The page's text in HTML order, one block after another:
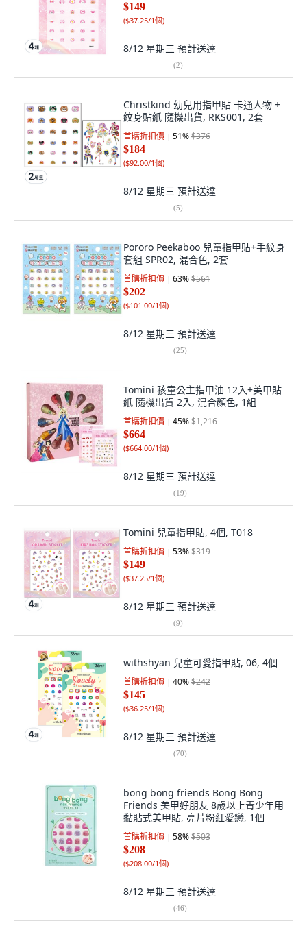
$149
($37.25/1個)
8/12 星期三 預計送達
(2)
Christkind 幼兒用指甲貼 卡通人物 +
紋身貼紙 隨機出貨, RKS001, 2套
首購折扣價 51%$376
$184
($92.00/1個)
8/12 星期三 預計送達
(5)
Pororo Peekaboo 兒童指甲貼+手紋身
套組 SPR02, 混合色, 2套
首購折扣價 63%$561
$202
($101.00/1個)
8/12 星期三 預計送達
(25)
Tomini 孩童公主指甲油 12入+美甲貼
紙 隨機出貨 2入, 混合顏色, 1組
首購折扣價 45%$1,216
$664
($664.00/1個)
8/12 星期三 預計送達
(19)
Tomini 兒童指甲貼, 4個, T018
首購折扣價 53%$319
$149
($37.25/1個)
8/12 星期三 預計送達
(9)
withshyan 兒童可愛指甲貼, 06, 4個
首購折扣價 40%$242
$145
($36.25/1個)
8/12 星期三 預計送達
(70)
bong bong friends Bong Bong
Friends 美甲好朋友 8歲以上青少年用
黏貼式美甲貼, 亮片粉紅愛戀, 1個
首購折扣價 58%$503
$208
($208.00/1個)
8/12 星期三 預計送達
(46)